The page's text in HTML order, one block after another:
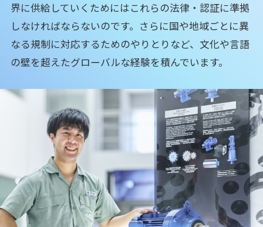
界に供給していくためにはこれらの法律・認証に準拠
しなければならないのです。さらに国や地域ごとに異
なる規制に対応するためのやりとりなど、文化や言語
の壁を超えたグローバルな経験を積んでいます。